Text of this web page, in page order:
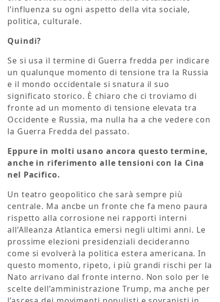
l’influenza su ogni aspetto della vita sociale,
politica, culturale.
Quindi?
Se si usa il termine di Guerra fredda per indicare
un qualunque momento di tensione tra la Russia
e il mondo occidentale si snatura il suo
significato storico. È chiaro che ci troviamo di
fronte ad un momento di tensione elevata tra
Occidente e Russia, ma nulla ha a che vedere con
la Guerra Fredda del passato.
Eppure in molti usano ancora questo termine,
anche in riferimento alle tensioni con la Cina
nel Pacifico.
Un teatro geopolitico che sarà sempre più
centrale. Ma ancbe un fronte che fa meno paura
rispetto alla corrosione nei rapporti interni
all’Alleanza Atlantica emersi negli ultimi anni. Le
prossime elezioni presidenziali decideranno
come si evolverà la politica estera americana. In
questo momento, ripeto, i più grandi rischi per la
Nato arrivano dal fronte interno. Non solo per le
scelte dell’amministrazione Trump, ma anche per